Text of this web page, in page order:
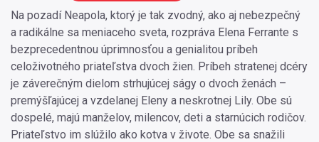
Na pozadí Neapola, ktorý je tak zvodný, ako aj nebezpečný
a radikálne sa meniaceho sveta, rozpráva Elena Ferrante s
bezprecedentnou úprimnosťou a genialitou príbeh
celoživotného priateľstva dvoch žien. Príbeh stratenej dcéry
je záverečným dielom strhujúcej ságy o dvoch ženách –
premýšľajúcej a vzdelanej Eleny a neskrotnej Lily. Obe sú
dospelé, majú manželov, milencov, deti a starnúcich rodičov.
Priateľstvo im slúžilo ako kotva v živote. Obe sa snažili